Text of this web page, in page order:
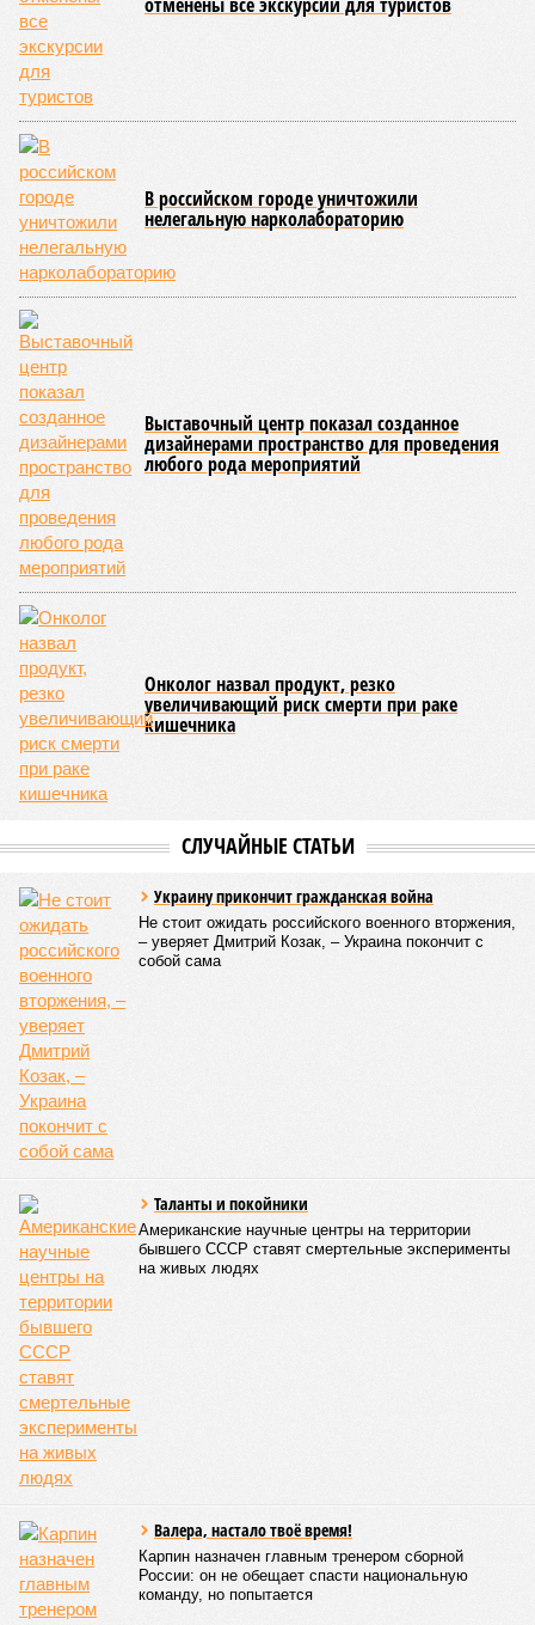
В российском городе уничтожили
нелегальную нарколабораторию
Выставочный центр показал созданное
дизайнерами пространство для проведения
любого рода мероприятий
Онколог назвал продукт, резко
увеличивающий риск смерти при раке
кишечника
СЛУЧАЙНЫЕ СТАТЬИ
Украину прикончит гражданская война
Не стоит ожидать российского военного вторжения,
– уверяет Дмитрий Козак, – Украина покончит с
собой сама
Таланты и покойники
Американские научные центры на территории
бывшего СССР ставят смертельные эксперименты
на живых людях
Валера, настало твоё время!
Карпин назначен главным тренером сборной
России: он не обещает спасти национальную
команду, но попытается